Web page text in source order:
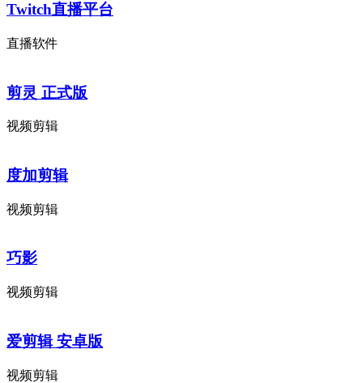
Twitch直播平台
直播软件
剪灵 正式版
视频剪辑
度加剪辑
视频剪辑
巧影
视频剪辑
爱剪辑 安卓版
视频剪辑